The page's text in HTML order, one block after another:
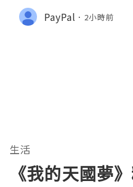
PayPal 2小時前
生活
《我的天國夢